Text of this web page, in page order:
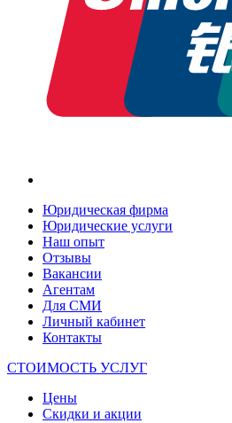
Юридическая фирма
Юридические услуги
Наш опыт
Отзывы
Вакансии
Агентам
Для СМИ
Личный кабинет
Контакты
СТОИМОСТЬ УСЛУГ
Цены
Скидки и акции